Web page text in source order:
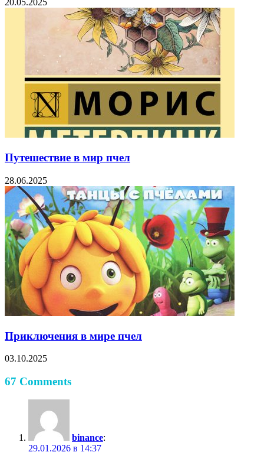
20.05.2025
Путешествие в мир пчел
28.06.2025
Приключения в мире пчел
03.10.2025
67 Comments
binance:
29.01.2026 в 14:37